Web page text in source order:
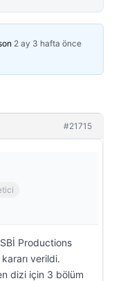
2 ay 3 hafta önce
#21715
Productions
verildi.
dizi için 3 bölüm